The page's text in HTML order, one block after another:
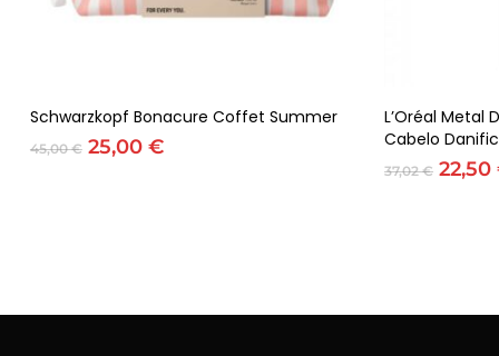
Adicionar
Schwarzkopf Bonacure Coffet Summer
45,00€ O
25,00 €O
L’Oréal Metal
Cabelo
37,02€ O
22,50